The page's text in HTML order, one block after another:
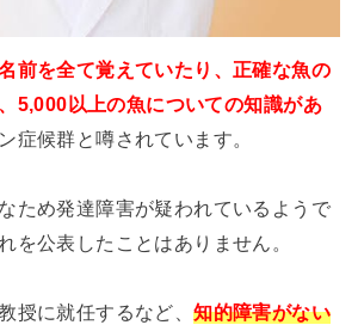
前を全て覚えていたり、正確な魚の
5,000以上の魚についての知識があ
症候群と噂されています。
ため発達障害が疑われているようで
を公表したことはありません。
授に就任するなど、知的障害がない